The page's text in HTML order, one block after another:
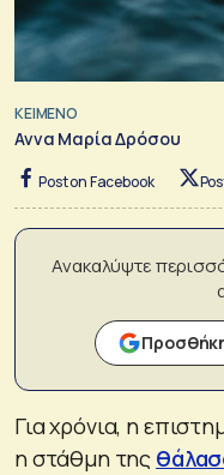
ΚΕΙΜΕΝΟ
Αννα Μαρία Δρόσου
Post on Facebook
Ανακαλύψτε
Για χρόνια, η
η στάθμη της